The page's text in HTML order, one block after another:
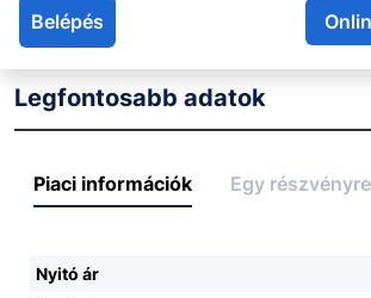
Belépés
Napon belüli
Legfontosabb adatok
Piaci információk Egy
Nyitó ár